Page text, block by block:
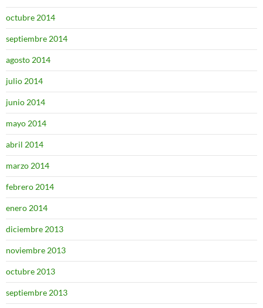
octubre 2014
septiembre 2014
agosto 2014
julio 2014
junio 2014
mayo 2014
abril 2014
marzo 2014
febrero 2014
enero 2014
diciembre 2013
noviembre 2013
octubre 2013
septiembre 2013